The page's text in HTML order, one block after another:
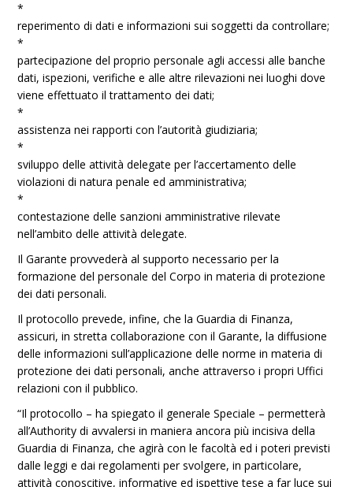
*
reperimento di dati e informazioni sui soggetti da controllare;
*
partecipazione del proprio personale agli accessi alle banche
dati, ispezioni, verifiche e alle altre rilevazioni nei luoghi dove
viene effettuato il trattamento dei dati;
*
assistenza nei rapporti con l’autorità giudiziaria;
*
sviluppo delle attività delegate per l’accertamento delle
violazioni di natura penale ed amministrativa;
*
contestazione delle sanzioni amministrative rilevate
nell’ambito delle attività delegate.
Il Garante provvederà al supporto necessario per la
formazione del personale del Corpo in materia di protezione
dei dati personali.
Il protocollo prevede, infine, che la Guardia di Finanza,
assicuri, in stretta collaborazione con il Garante, la diffusione
delle informazioni sull’applicazione delle norme in materia di
protezione dei dati personali, anche attraverso i propri Uffici
relazioni con il pubblico.
“Il protocollo – ha spiegato il generale Speciale – permetterà
all’Authority di avvalersi in maniera ancora più incisiva della
Guardia di Finanza, che agirà con le facoltà ed i poteri previsti
dalle leggi e dai regolamenti per svolgere, in particolare,
attività conoscitive, informative ed ispettive tese a far luce sui